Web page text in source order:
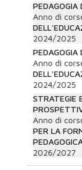
PEDAGOGIA
Anno di
2024/2025
PEDAGOGIA
Anno di
2024/2025
STRATEGIE
Anno di
PER LA
2026/2027